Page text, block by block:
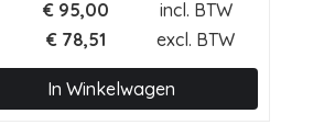
€ 95,00
incl. BTW
€ 78,51 excl. BTW
In Winkelwagen